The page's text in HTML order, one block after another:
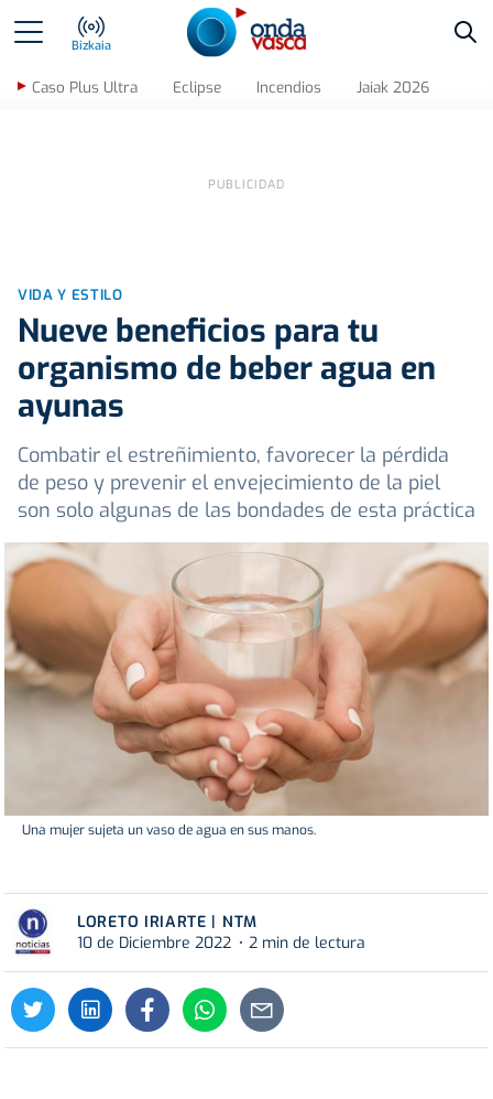
Bizkaia
Caso Plus Ultra Eclipse Incendios Jaiak 2026
VIDA Y ESTILO
Nueve beneficios para tu
organismo de beber agua en
ayunas
Combatir el estreñimiento, favorecer la pérdida
de peso y prevenir el envejecimiento de la piel
son solo algunas de las bondades de esta práctica
Una mujer sujeta un vaso de agua en sus manos.
LORETO IRIARTE | NTM
10 de Diciembre 2022
2 min de lectura